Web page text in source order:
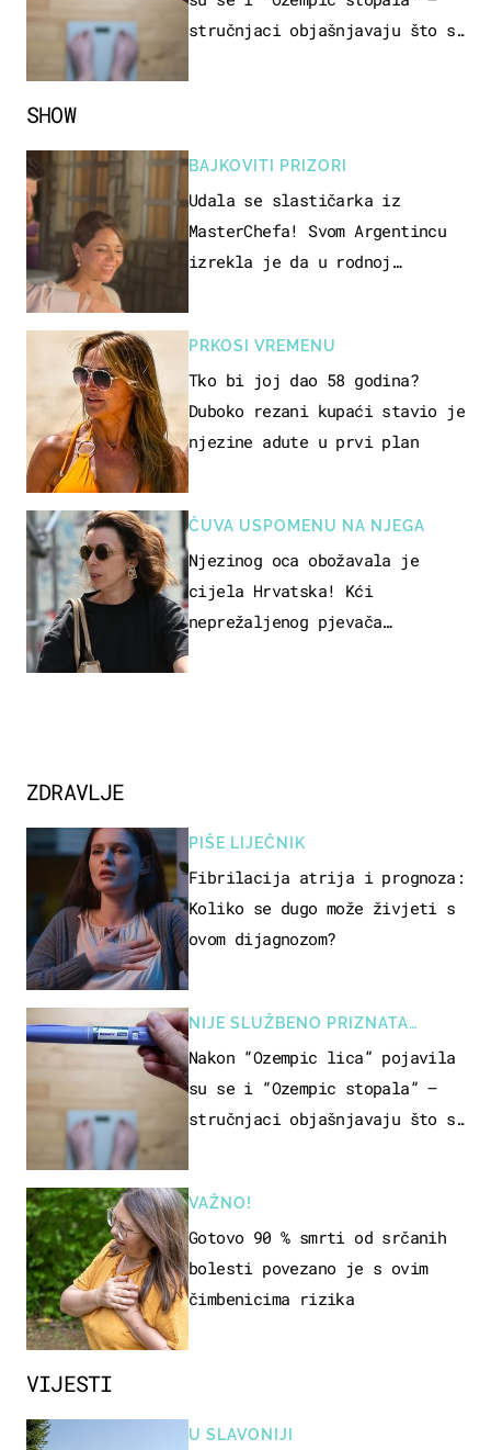
VIJESTI
U SLAVONIJI
SHOW
BAJKOVITI PRIZORI
Udala se slastičarka iz
MasterChefa! Svom Argentincu
izrekla je da u rodnoj
PRKOSI VREMENU
Tko bi joj dao 58 godina?
Duboko rezani kupaći stavio je
njezine adute u prvi plan
ČUVA USPOMENU NA NJEGA
Njezinog oca obožavala je
cijela Hrvatska! Kći
neprežaljenog pjevača
ZDRAVLJE
PIŠE LIJEČNIK
Fibrilacija atrija i prognoza:
Koliko se dugo može živjeti s
ovom dijagnozom?
NIJE SLUŽBENO PRIZNATA
NUSPOJAVA, ALI ...
Nakon “Ozempic lica” pojavila
su se i “Ozempic stopala” –
stručnjaci objašnjavaju što se
VAŽNO!
Gotovo 90 % smrti od srčanih
bolesti povezano je s ovim
čimbenicima rizika
stručnjaci objašnjavaju što se